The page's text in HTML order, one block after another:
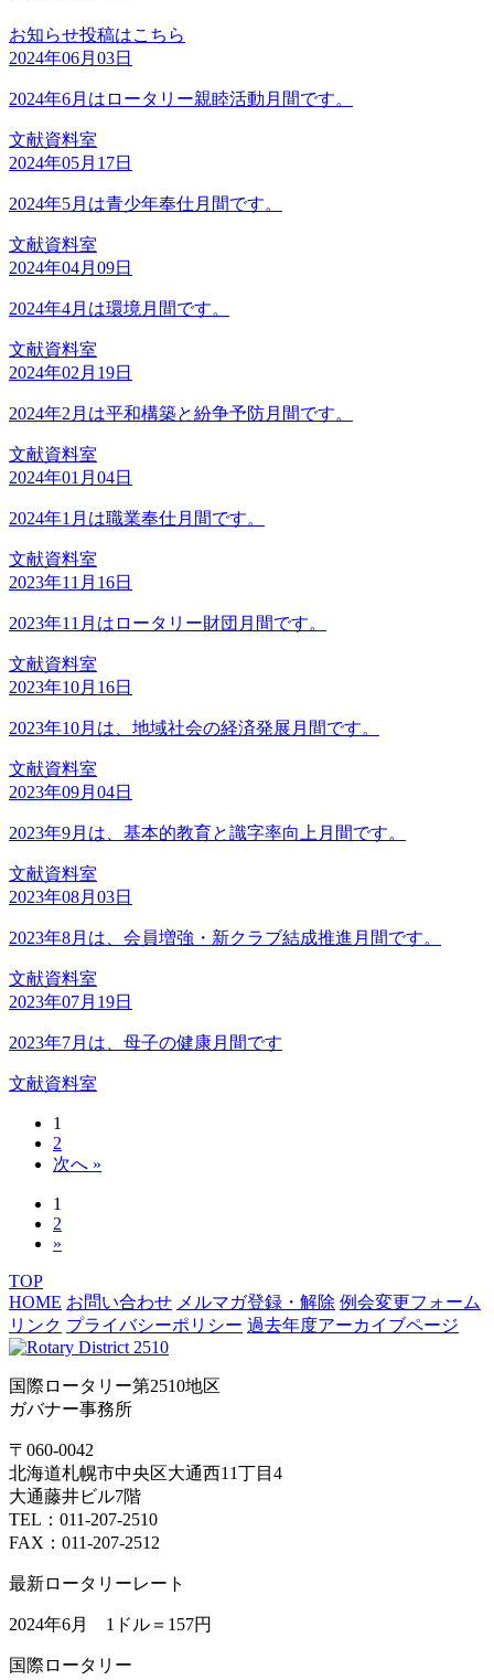
お知らせ投稿はこちら
2024年06月03日
2024年6月はロータリー親睦活動月間です。
文献資料室
2024年05月17日
2024年5月は青少年奉仕月間です。
文献資料室
2024年04月09日
2024年4月は環境月間です。
文献資料室
2024年02月19日
2024年2月は平和構築と紛争予防月間です。
文献資料室
2024年01月04日
2024年1月は職業奉仕月間です。
文献資料室
2023年11月16日
2023年11月はロータリー財団月間です。
文献資料室
2023年10月16日
2023年10月は、地域社会の経済発展月間です。
文献資料室
2023年09月04日
2023年9月は、基本的教育と識字率向上月間です。
文献資料室
2023年08月03日
2023年8月は、会員増強・新クラブ結成推進月間です。
文献資料室
2023年07月19日
2023年7月は、母子の健康月間です
文献資料室
1
2
次へ »
1
2
»
TOP
HOME お問い合わせ メルマガ登録・解除 例会変更フォーム
リンク プライバシーポリシー 過去年度アーカイブページ
国際ロータリー第2510地区
ガバナー事務所
〒060-0042
北海道札幌市中央区大通西11丁目4
大通藤井ビル7階
TEL：011-207-2510
FAX：011-207-2512
最新ロータリーレート
2024年6月 1ドル＝ 157円
国際ロータリー